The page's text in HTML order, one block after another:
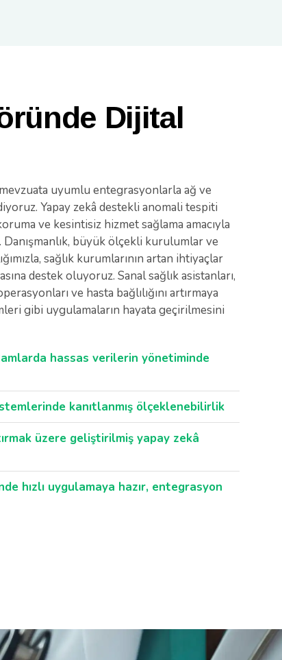
Dijital
uyumlu entegrasyonlarla ağ ve
Yapay zekâ destekli anomali tespiti
ve kesintisiz hizmet sağlama amacıyla
büyük ölçekli kurulumlar ve
sağlık kurumlarının artan ihtiyaçlar
destek oluyoruz. Sanal sağlık asistanları,
ve hasta bağlılığını artırmaya
gibi uygulamaların hayata geçirilmesini
hassas verilerin yönetiminde
kanıtlanmış ölçeklenebilirlik
üzere geliştirilmiş yapay zekâ
hızlı uygulamaya hazır, entegrasyon